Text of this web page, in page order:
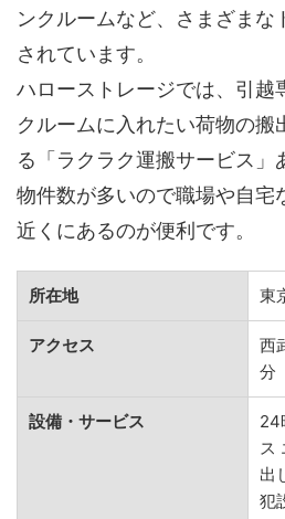
ンクルームなど、さまざまな
されています。
ハローストレージでは、引越
クルームに入れたい荷物の搬
る「ラクラク運搬サービス」
物件数が多いので職場や自宅
近くにあるのが便利です。
所在地 東
アクセス
西
分
設備・サービス
24
ス
出
犯